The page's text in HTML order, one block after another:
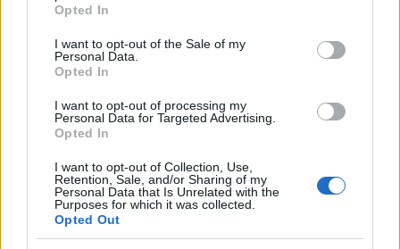
use your data for below specified purposes in below Google
consent section.
Opted In
I want to opt-out of the Sale of my
Personal Data.
Opted In
I want to opt-out of processing my
Personal Data for Targeted Advertising.
Opted In
I want to opt-out of Collection, Use,
Retention, Sale, and/or Sharing of my
Personal Data that Is Unrelated with the
Purposes for which it was collected.
Opted Out
Πυροσβεστική Σχολή: Νέος
σε διαμονή, σίτιση και πρακτική
εκπαίδευση
8.000 ανέργους άνω των 55 ετών –
Ξεκίνησαν οι αιτήσεις